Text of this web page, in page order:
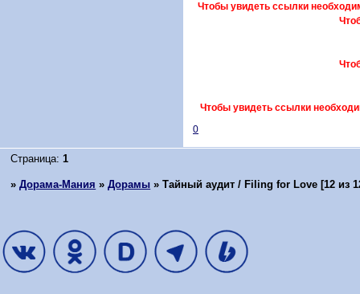
Чтобы увидеть ссылки
Чтобы увидеть ссылки
0
Страница:1
»Дорама-Мания »Дорамы »Тайный аудит / Filing for Love [12 из